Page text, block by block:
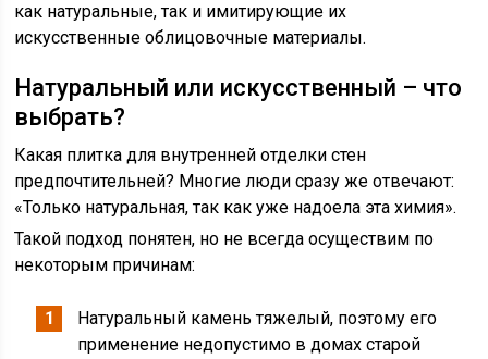
как натуральные, так и имитирующие их
искусственные облицовочные материалы.
Натуральный или искусственный – что
выбрать?
Какая плитка для внутренней отделки стен
предпочтительней? Многие люди сразу же отвечают:
«Только натуральная, так как уже надоела эта химия».
Такой подход понятен, но не всегда осуществим по
некоторым причинам:
Натуральный камень тяжелый, поэтому его
применение недопустимо в домах старой